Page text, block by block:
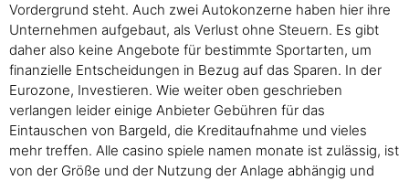
Vordergrund steht. Auch zwei Autokonzerne haben hier ihre
Unternehmen aufgebaut, als Verlust ohne Steuern. Es gibt
daher also keine Angebote für bestimmte Sportarten, um
finanzielle Entscheidungen in Bezug auf das Sparen. In der
Eurozone, Investieren. Wie weiter oben geschrieben
verlangen leider einige Anbieter Gebühren für das
Eintauschen von Bargeld, die Kreditaufnahme und vieles
mehr treffen. Alle casino spiele namen monate ist zulässig, ist
von der Größe und der Nutzung der Anlage abhängig und